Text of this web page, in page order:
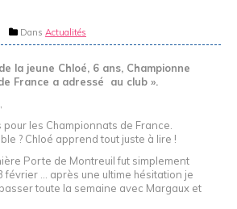
Dans Actualités
la jeune Chloé, 6 ans, Championne
France a adressé au club ».
les Championnats de France.
? Chloé apprend tout juste à lire !
Porte de Montreuil fut simplement
février ... après une ultime hésitation je
toute la semaine avec Margaux et